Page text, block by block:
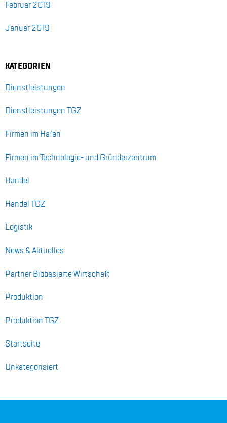
Fe­bru­ar 2019
Ja­nu­ar 2019
KA­TE­GO­RI­EN
Dienst­leis­tun­gen
Dienst­leis­tun­gen TGZ
Fir­men im Ha­fen
Fir­men im Tech­no­lo­gie- und Grün­der­zen­trum
Han­del
Han­del TGZ
Lo­gis­tik
News & Ak­tu­el­les
Part­ner Bio­ba­sier­te Wirt­schaft
Pro­duk­ti­on
Pro­duk­ti­on TGZ
Start­sei­te
Unka­te­go­ri­siert